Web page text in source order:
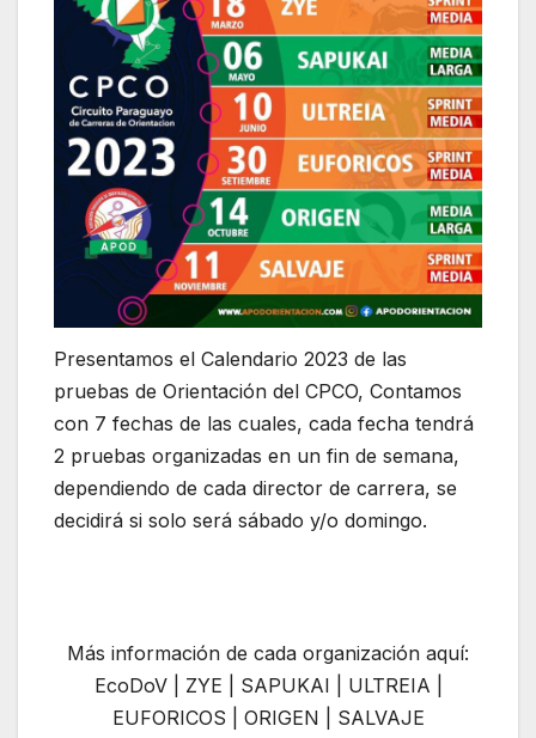
Presentamos el Calendario 2023 de las
pruebas de Orientación del CPCO, Contamos
con 7 fechas de las cuales, cada fecha tendrá
2 pruebas organizadas en un fin de semana,
dependiendo de cada director de carrera, se
decidirá si solo será sábado y/o domingo.
Más información de cada organización aquí:
EcoDoV | ZYE | SAPUKAI | ULTREIA |
EUFORICOS | ORIGEN | SALVAJE